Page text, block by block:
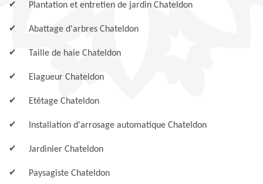
Plantation et entretien de jardin Chateldon
Abattage d'arbres Chateldon
Taille de haie Chateldon
Elagueur Chateldon
Etêtage Chateldon
Installation d'arrosage automatique Chateldon
Jardinier Chateldon
Paysagiste Chateldon